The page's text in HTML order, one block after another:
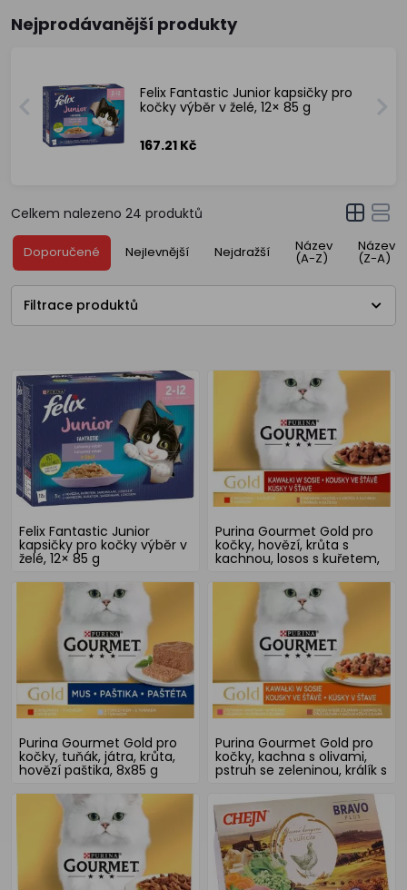
Nejprodávanější produkty
Felix Fantastic Junior kapsičky pro
kočky výběr v želé, 12× 85 g
167.21 Kč
Celkem nalezeno 24 produktů
Doporučené Nejlevnější Nejdražší Název
(A-Z)
Název
(Z-A)
Filtrace produktů
Felix Fantastic Junior
kapsičky pro kočky výběr v
želé, 12× 85 g
Purina Gourmet Gold pro
kočky, hovězí, krůta s
kachnou, losos s kuřetem,
Purina Gourmet Gold pro
kočky, tuňák, játra, krůta,
hovězí paštika, 8x85 g
Purina Gourmet Gold pro
kočky, kachna s olivami,
pstruh se zeleninou, králík s
mrkví, telecí, 8x85 g